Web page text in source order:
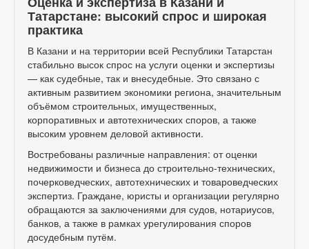
Татарстане: высокий спрос и широкая
практика
В Казани и на территории всей Республики Татарстан
стабильно высок спрос на услуги оценки и экспертизы
— как судебные, так и внесудебные. Это связано с
активным развитием экономики региона, значительным
объёмом строительных, имущественных,
корпоративных и автотехнических споров, а также
высоким уровнем деловой активности.
Востребованы различные направления: от оценки
недвижимости и бизнеса до строительно-технических,
почерковедческих, автотехнических и товароведческих
экспертиз. Граждане, юристы и организации регулярно
обращаются за заключениями для судов, нотариусов,
банков, а также в рамках урегулирования споров
досудебным путём.